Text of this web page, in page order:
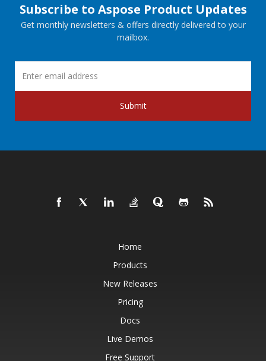
Subscribe to Aspose Product Updates
Get monthly newsletters & offers directly delivered to your
mailbox.
Submit
Home
Products
New Releases
Pricing
Docs
Live Demos
Free Support